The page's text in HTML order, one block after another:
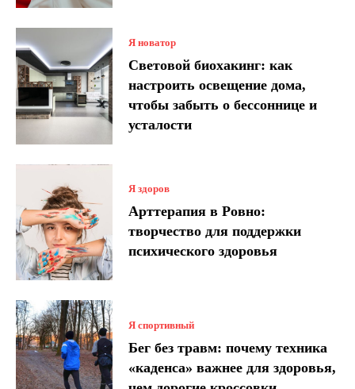
Я новатор
Световой биохакинг: как
настроить освещение дома,
чтобы забыть о бессоннице и
усталости
Я здоров
Арттерапия в Ровно:
творчество для поддержки
психического здоровья
Я спортивный
Бег без травм: почему техника
«каденса» важнее для здоровья,